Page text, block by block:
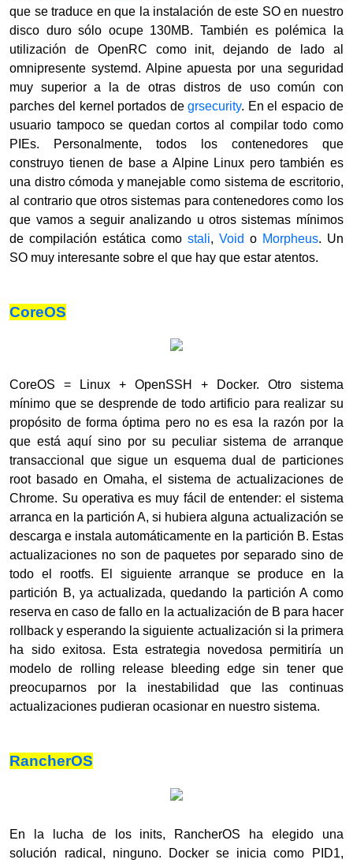
que se traduce en que la instalación de este SO en nuestro
disco duro sólo ocupe 130MB. También es polémica la
utilización de OpenRC como init, dejando de lado al
omnipresente systemd. Alpine apuesta por una seguridad
muy superior a la de otras distros de uso común con
parches del kernel portados degrsecurity. En el espacio de
usuario tampoco se quedan cortos al compilar todo como
PIEs. Personalmente, todos los contenedores que
construyo tienen de base a Alpine Linux pero también es
una distro cómoda y manejable como sistema de escritorio,
al contrario que otros sistemas para contenedores como los
que vamos a seguir analizando u otros sistemas mínimos
de compilación estática como stali, Void o Morpheus. Un
SO muy interesante sobre el que hay que estar atentos.
CoreOS
CoreOS = Linux + OpenSSH + Docker. Otro sistema
mínimo que se desprende de todo artificio para realizar su
propósito de forma óptima pero no es esa la razón por la
que está aquí sino por su peculiar sistema de arranque
transaccional que sigue un esquema dual de particiones
root basado en Omaha, el sistema de actualizaciones de
Chrome. Su operativa es muy fácil de entender: el sistema
arranca en la partición A, si hubiera alguna actualización se
descarga e instala automáticamente en la partición B. Estas
actualizaciones no son de paquetes por separado sino de
todo el rootfs. El siguiente arranque se produce en la
partición B, ya actualizada, quedando la partición A como
reserva en caso de fallo en la actualización de B para hacer
rollback y esperando la siguiente actualización si la primera
ha sido exitosa. Esta estrategia novedosa permitiría un
modelo de rolling release bleeding edge sin tener que
preocuparnos por la inestabilidad que las continuas
actualizaciones pudieran ocasionar en nuestro sistema.
RancherOS
En la lucha de los inits, RancherOS ha elegido una
solución radical, ninguno. Docker se inicia como PID1,